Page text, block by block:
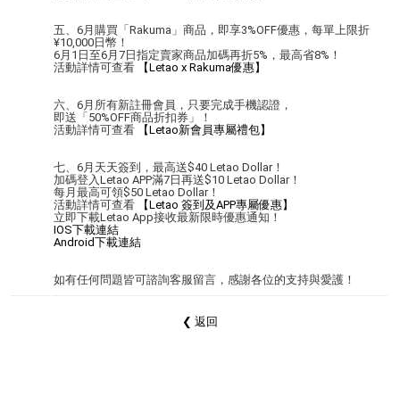
五、6月購買「Rakuma」商品，即享3%OFF優惠，每單上限折
¥10,000日幣！
6月1日至6月7日指定賣家商品加碼再折5%，最高省8%！
活動詳情可查看 【Letao x Rakuma優惠】
六、6月所有新註冊會員，只要完成手機認證，
即送「50%OFF商品折扣券」！
活動詳情可查看 【Letao新會員專屬禮包】
七、6月天天簽到，最高送$40 Letao Dollar！
加碼登入Letao APP滿7日再送$10 Letao Dollar！
每月最高可領$50 Letao Dollar！
活動詳情可查看 【Letao 簽到及APP專屬優惠】
立即下載Letao App接收最新限時優惠通知！
IOS下載連結
Android下載連結
如有任何問題皆可諮詢客服留言，感謝各位的支持與愛護！
❮ 返回